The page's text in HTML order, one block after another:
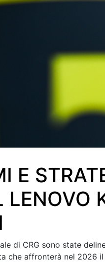
E
LENOVO
di CRG sono state
che affronterà nel 2026